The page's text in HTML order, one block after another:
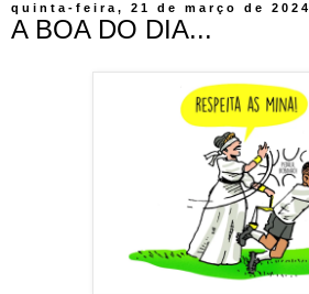
quinta-feira, 21 de março de 2024
A BOA DO DIA...